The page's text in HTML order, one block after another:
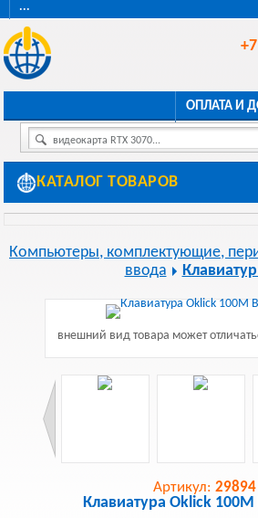
···
ОПЛАТА И
видеокарта RTX 3070...
КАТАЛОГ ТОВАРОВ
Компьютеры, комплектующие,
ввода
внешний вид товара может
Артикул: 29894
Клавиатура Oklick 100M